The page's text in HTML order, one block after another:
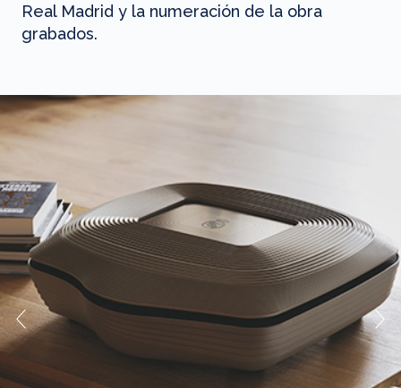
Real Madrid y la numeración de la obra
grabados.